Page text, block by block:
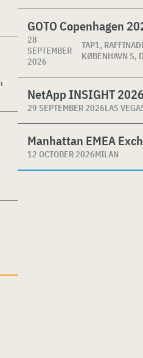
GOTO Copenhagen
28
SEPTEMBER
2026
TAP1,
KØBENHAVN S,
NetApp INSIGHT 2026
29 SEPTEMBER 2026LAS
Manhattan EMEA
12 OCTOBER 2026MILAN